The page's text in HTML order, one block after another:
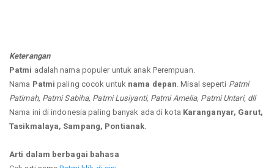
Keterangan
Patmi adalah nama populer untuk anak Perempuan.
Nama Patmi paling cocok untuk nama depan . Misal seperti Patmi
Patimah, Patmi Sabiha, Patmi Lusiyanti, Patmi Amelia, Patmi Untari, dll
Nama ini di indonesia paling banyak ada di kota Karanganyar, Garut,
Tasikmalaya, Sampang, Pontianak
Arti dalam berbagai bahasa